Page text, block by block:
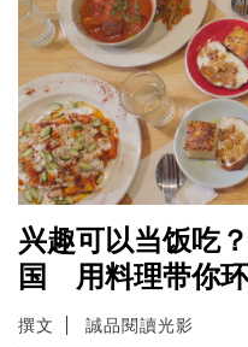
兴趣可以当饭吃
国 用料理带你
撰文 誠品閱讀光影